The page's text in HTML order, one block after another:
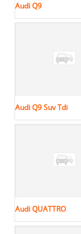
Audi Q9
Audi Q9 Suv Tdi
Audi QUATTRO